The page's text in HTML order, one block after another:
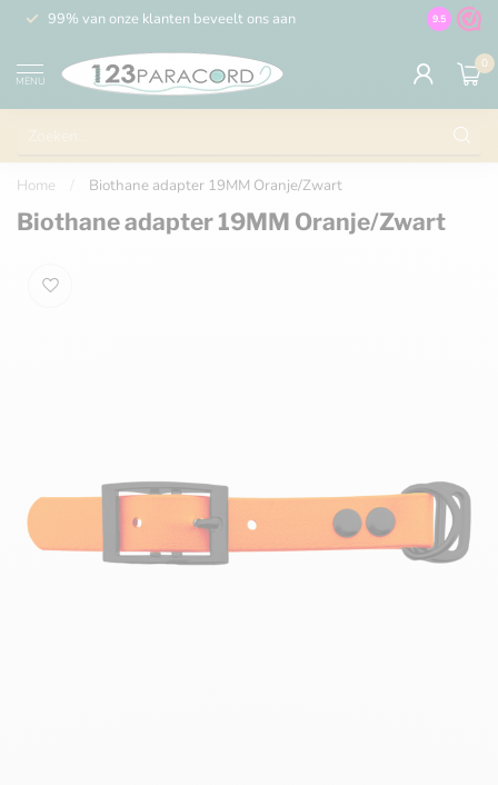
99% van onze klanten beveelt ons aan 100% de
9.5
MENU
0
Home Biothane adapter 19MM Oranje/Zwart
Biothane adapter 19MM Oranje/Zwart